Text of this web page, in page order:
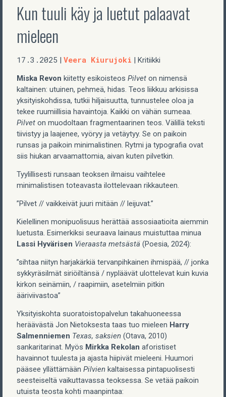
Kun tuuli käy ja luetut palaavat
mieleen
17.3.2025 | Veera Kiurujoki | Kritiikki
Miska Revon kiitetty esikoisteos Pilvet on nimensä
kaltainen: utuinen, pehmeä, hidas. Teos liikkuu arkisissa
yksityiskohdissa, tutkii hiljaisuutta, tunnustelee oloa ja
tekee ruumiillisia havaintoja. Kaikki on vähän sumeaa.
Pilvet on muodoltaan fragmentaarinen teos. Välillä teksti
tiivistyy ja laajenee, vyöryy ja vetäytyy. Se on paikoin
runsas ja paikoin minimalistinen. Rytmi ja typografia ovat
siis hiukan arvaamattomia, aivan kuten pilvetkin.
Tyylillisesti runsaan teoksen ilmaisu vaihtelee
minimalistisen toteavasta ilottelevaan rikkauteen.
”Pilvet // vaikkeivät juuri mitään // leijuvat.”
Kielellinen monipuolisuus herättää assosiaatioita aiemmin
luetusta. Esimerkiksi seuraava lainaus muistuttaa minua
Lassi Hyvärisen Vieraasta metsästä (Poesia, 2024):
”sihtaa niityn harjakärkiä tervanpihkainen ihmispää, // jonka
sykkyräsilmät siriöiltänsä / nypläävät ulottelevat kuin kuvia
kirkon seinämiin, / raapimiin, asetelmiin pitkin
ääriviivastoa”
Yksityiskohta suoratoistopalvelun takahuoneessa
heräävästä Jon Nietoksesta taas tuo mieleen Harry
Salmenniemen Texas, saksien (Otava, 2010)
sankaritarinat. Myös Mirkka Rekolan aforistiset
havainnot tuulesta ja ajasta hiipivät mieleeni. Huumori
pääsee yllättämään Pilvien kaltaisessa pintapuolisesti
seesteiseltä vaikuttavassa teoksessa. Se vetää paikoin
utuista teosta kohti maanpintaa: